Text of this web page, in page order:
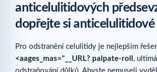
anticelulitidových
dopřejte si anticelulitidové
Pro odstranění celulitidy je nejlepším
<aages_mas="__URL? palpate-roll ,